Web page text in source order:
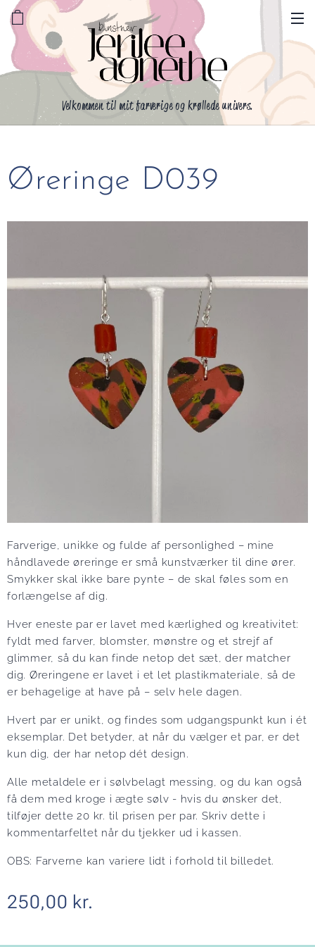
Velkommen til mit farverige og krøllede univers.
Øreringe D039
Farverige, unikke og fulde af personlighed – mine
håndlavede øreringe er små kunstværker til dine ører.
Smykker skal ikke bare pynte – de skal føles som en
forlængelse af dig.
Hver eneste par er lavet med kærlighed og kreativitet:
fyldt med farver, blomster, mønstre og et strejf af
glimmer, så du kan finde netop det sæt, der matcher
dig. Øreringene er lavet i et let plastikmateriale, så de
er behagelige at have på – selv hele dagen.
Hvert par er unikt, og findes som udgangspunkt kun i ét
eksemplar. Det betyder, at når du vælger et par, er det
kun dig, der har netop dét design.
Alle metaldele er i sølvbelagt messing, og du kan også
få dem med kroge i ægte sølv - hvis du ønsker det,
tilføjer dette 20 kr. til prisen per par. Skriv dette i
kommentarfeltet når du tjekker ud i kassen.
OBS: Farverne kan variere lidt i forhold til billedet.
250,00 kr.